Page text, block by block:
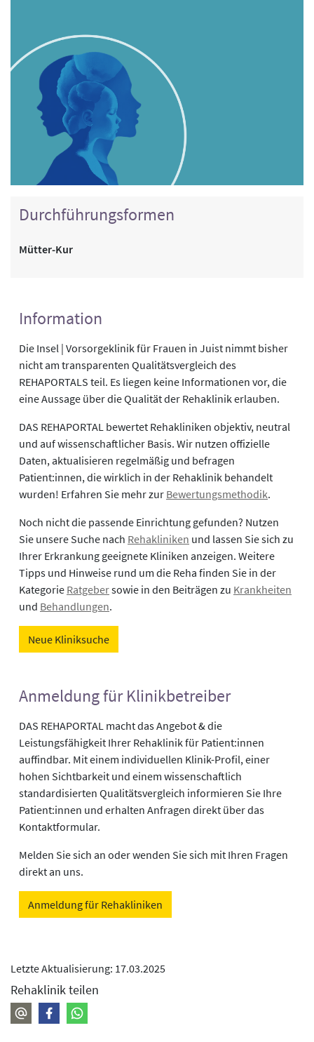
Durchführungsformen
Mütter-Kur
Information
Die Insel | Vorsorgeklinik für Frauen in Juist nimmt bisher
nicht am transparenten Qualitätsvergleich des
REHAPORTALS teil. Es liegen keine Informationen vor, die
eine Aussage über die Qualität der Rehaklinik erlauben.
DAS REHAPORTAL bewertet Rehakliniken objektiv, neutral
und auf wissenschaftlicher Basis. Wir nutzen offizielle
Daten, aktualisieren regelmäßig und befragen
Patient:innen, die wirklich in der Rehaklinik behandelt
wurden! Erfahren Sie mehr zur Bewertungsmethodik.
Noch nicht die passende Einrichtung gefunden? Nutzen
Sie unsere Suche nach Rehakliniken und lassen Sie sich zu
Ihrer Erkrankung geeignete Kliniken anzeigen. Weitere
Tipps und Hinweise rund um die Reha finden Sie in der
Kategorie Ratgebersowie in den Beiträgen zu Krankheiten
und Behandlungen.
Neue Kliniksuche
Anmeldung für Klinikbetreiber
DAS REHAPORTAL macht das Angebot & die
Leistungsfähigkeit Ihrer Rehaklinik für Patient:innen
auffindbar. Mit einem individuellen Klinik-Profil, einer
hohen Sichtbarkeit und einem wissenschaftlich
standardisierten Qualitätsvergleich informieren Sie Ihre
Patient:innen und erhalten Anfragen direkt über das
Kontaktformular.
Melden Sie sich an oder wenden Sie sich mit Ihren Fragen
direkt an uns.
Anmeldung für Rehakliniken
Letzte Aktualisierung: 17.03.2025
Rehaklinik teilen